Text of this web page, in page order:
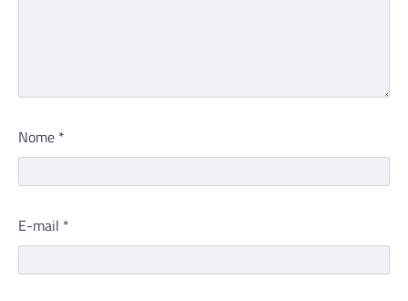
Nome *
E-mail *